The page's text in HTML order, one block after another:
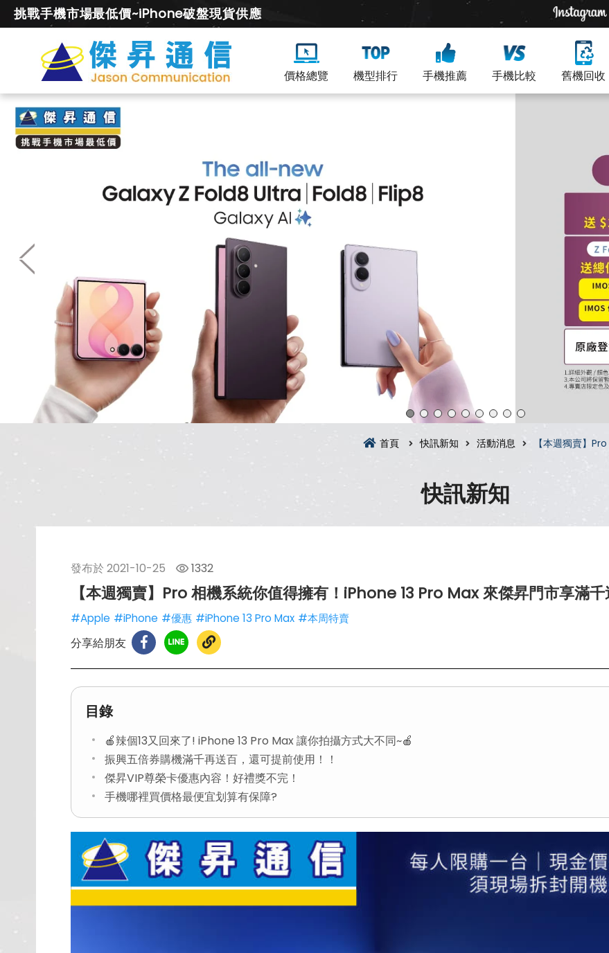
挑戰手機市場最低價~iPhone破盤現貨供應
價格總覽 機型排行 手機推薦 手機比較 舊機回收
首頁 快訊新知 活動消息 【本週獨賣】
快訊新知
發布於 2021-10-25 1332
【本週獨賣】Pro 相機系統你值得擁有！iPhone 13 Pro Max 來傑昇門市享滿千
#Apple #iPhone #優惠 #iPhone 13 Pro Max #本周特賣
分享給朋友
目錄
🍎辣個13又回來了! iPhone 13 Pro Max 讓你拍攝方式大不同~🍎
振興五倍券購機滿千再送百，還可提前使用！！
傑昇VIP尊榮卡優惠內容！好禮獎不完！
手機哪裡買價格最便宜划算有保障?